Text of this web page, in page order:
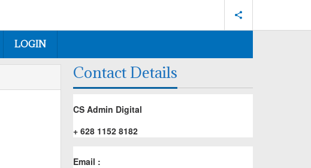
LOGIN
Contact Details
CS Admin Digital
+ 628 1152 8182
Email :